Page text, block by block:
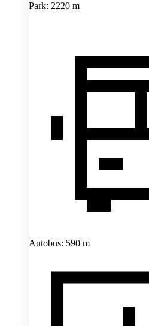
Park: 2220 m
Autobus: 590 m